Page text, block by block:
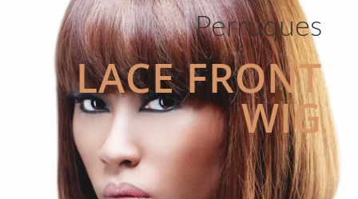
Perruques
LACE FRONT
WIG